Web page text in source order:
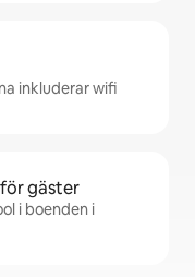
inkluderar wifi
gäster
i boenden i